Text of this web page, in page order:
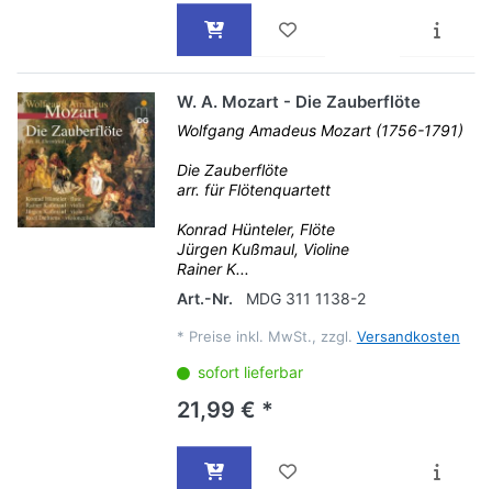
W. A. Mozart - Die Zauberflöte
Wolfgang Amadeus Mozart (1756-1791)
Die Zauberflöte
arr. für Flötenquartett
Konrad Hünteler, Flöte
Jürgen Kußmaul, Violine
Rainer K...
Art.-Nr.
MDG 311 1138-2
* Preise inkl. MwSt., zzgl. Versandkosten
sofort lieferbar
21,99 € *